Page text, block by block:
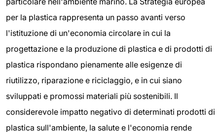
per la plastica rappresenta un passo avanti verso
l'istituzione di un'economia circolare in cui la
progettazione e la produzione di plastica e di prodotti di
plastica rispondano pienamente alle esigenze di
riutilizzo, riparazione e riciclaggio, e in cui siano
sviluppati e promossi materiali più sostenibili. Il
considerevole impatto negativo di determinati prodotti di
plastica sull'ambiente, la salute e l'economia rende